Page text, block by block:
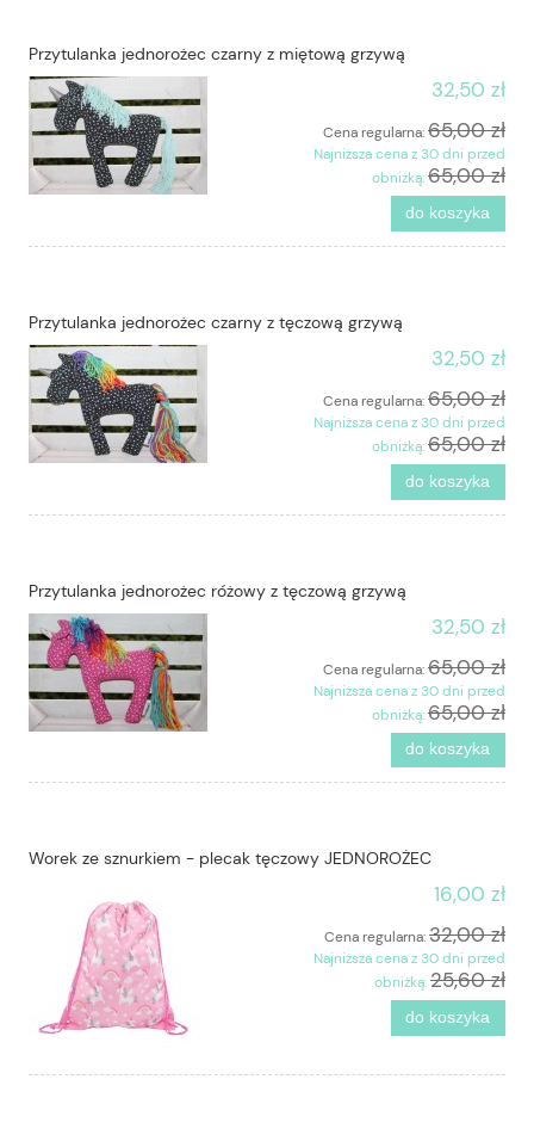
Przytulanka jednorożec czarny z miętową grzywą
32,50 zł
Cena regularna:65,00 zł
Najniższa cena z 30 dni przed
obniżką:65,00 zł
do koszyka
Przytulanka jednorożec czarny z tęczową grzywą
32,50 zł
Cena regularna:65,00 zł
Najniższa cena z 30 dni przed
obniżką:65,00 zł
do koszyka
Przytulanka jednorożec różowy z tęczową grzywą
32,50 zł
Cena regularna:65,00 zł
Najniższa cena z 30 dni przed
obniżką:65,00 zł
do koszyka
Worek ze sznurkiem - plecak tęczowy JEDNOROŻEC
16,00 zł
Cena regularna:32,00 zł
Najniższa cena z 30 dni przed
obniżką:25,60 zł
do koszyka